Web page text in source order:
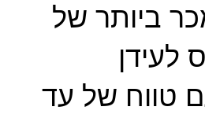
ביותר של
לעידן
טווח של עד